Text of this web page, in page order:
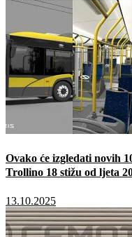
Ovako će izgledati novih
Trollino 18 stižu od ljeta
13.10.2025